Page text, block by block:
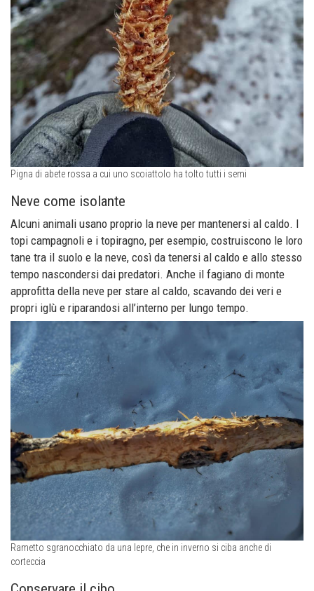
Pigna di abete rossa a cui uno scoiattolo ha tolto tutti i semi
Neve come isolante
Alcuni animali usano proprio la neve per mantenersi al caldo. I
topi campagnoli e i topiragno, per esempio, costruiscono le loro
tane tra il suolo e la neve, così da tenersi al caldo e allo stesso
tempo nascondersi dai predatori. Anche il fagiano di monte
approfitta della neve per stare al caldo, scavando dei veri e
propri iglù e riparandosi all’interno per lungo tempo.
Rametto sgranocchiato da una lepre, che in inverno si ciba anche di
corteccia